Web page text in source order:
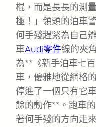
棍，而是長長的測
極！」領頭的泊車
何手殘趕緊為自己
車Audi零件線的夾
為**《新手泊車七
車，優雅地從網格
停進了一個只有它
餘的動作**。跑車
著何手殘的方向走